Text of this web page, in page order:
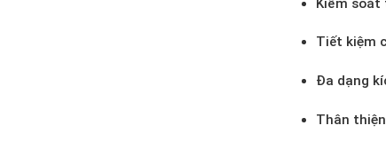
Kiểm soát
Tiết kiệm
Đa dạng
Thân